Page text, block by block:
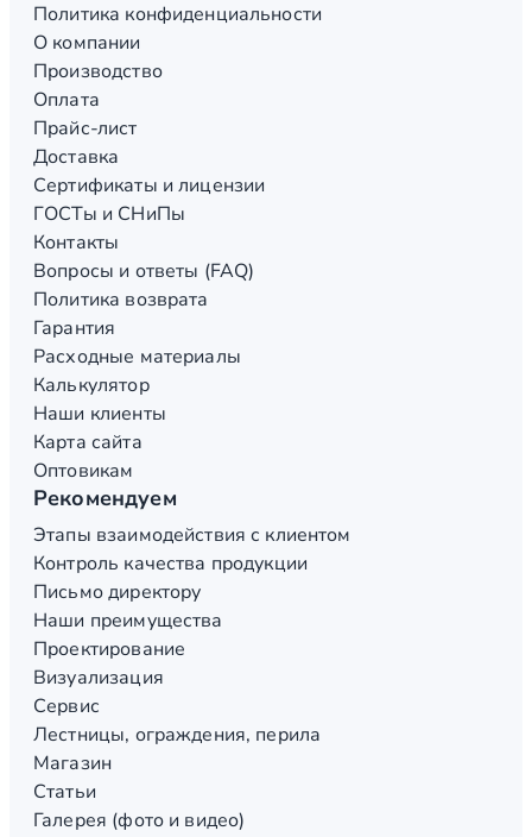
Политика конфиденциальности
О компании
Производство
Оплата
Прайс-лист
Доставка
Сертификаты и лицензии
ГОСТы и СНиПы
Контакты
Вопросы и ответы (FAQ)
Политика возврата
Гарантия
Расходные материалы
Калькулятор
Наши клиенты
Карта сайта
Оптовикам
Рекомендуем
Этапы взаимодействия с клиентом
Контроль качества продукции
Письмо директору
Наши преимущества
Проектирование
Визуализация
Сервис
Лестницы, ограждения, перила
Магазин
Статьи
Галерея (фото и видео)